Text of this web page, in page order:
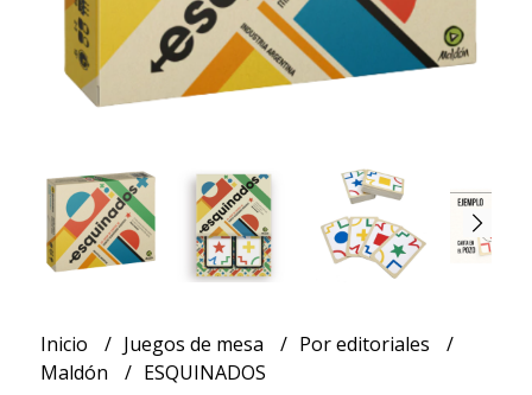
Inicio Juegos de mesa
Por editoriales
Maldón
ESQUINADOS